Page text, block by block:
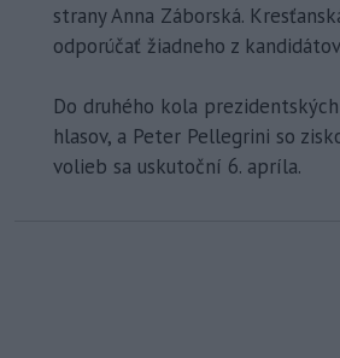
strany Anna Záborská.
odporúčať žiadneho z
Do druhého kola
hlasov, a Peter Pellegrini so
volieb sa uskutoční 6. apríla.